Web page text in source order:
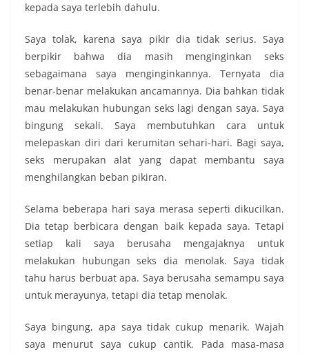
kepada saya terlebih dahulu.
Saya tolak, karena saya pikir dia tidak serius. Saya
berpikir bahwa dia masih menginginkan seks
sebagaimana saya menginginkannya. Ternyata dia
benar-benar melakukan ancamannya. Dia bahkan tidak
mau melakukan hubungan seks lagi dengan saya. Saya
bingung sekali. Saya membutuhkan cara untuk
melepaskan diri dari kerumitan sehari-hari. Bagi saya,
seks merupakan alat yang dapat membantu saya
menghilangkan beban pikiran.
Selama beberapa hari saya merasa seperti dikucilkan.
Dia tetap berbicara dengan baik kepada saya. Tetapi
setiap kali saya berusaha mengajaknya untuk
melakukan hubungan seks dia menolak. Saya tidak
tahu harus berbuat apa. Saya berusaha semampu saya
untuk merayunya, tetapi dia tetap menolak.
Saya bingung, apa saya tidak cukup menarik. Wajah
saya menurut saya cukup cantik. Pada masa-masa